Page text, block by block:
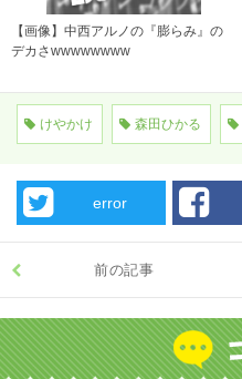
【画像】中西アルノの『膨らみ』の
デカさwwwwwwww
けやかけ 森田ひかる
error
前の記事